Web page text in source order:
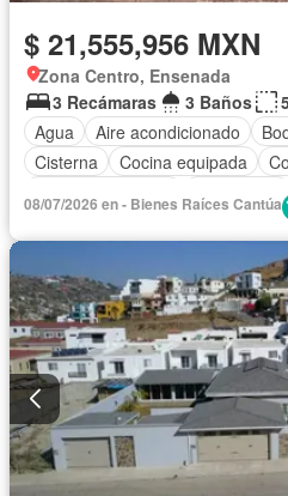
$ 21,555,956 MXN
Zona Centro, Ensenada
3 Recámaras
3 Baños
Agua
Aire acondicionado
Cisterna
Cocina equipada
Recámara con
08/07/2026 en - Bienes Raíces Cantúa